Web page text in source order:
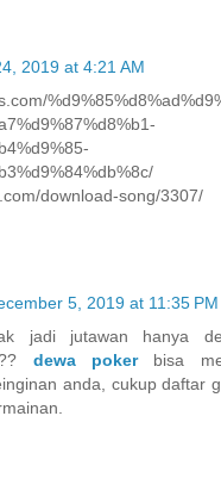
2019 at 4:21 AM
download-song/3307/
5, 2019 at 11:35 PM
jadi jutawan hanya
dewa pokerbisa
anda, cukup daftar